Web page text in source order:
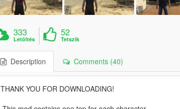
333
Letöltés
52
Tetszik
Description Comments (40)
THANK YOU FOR DOWNLOADING!